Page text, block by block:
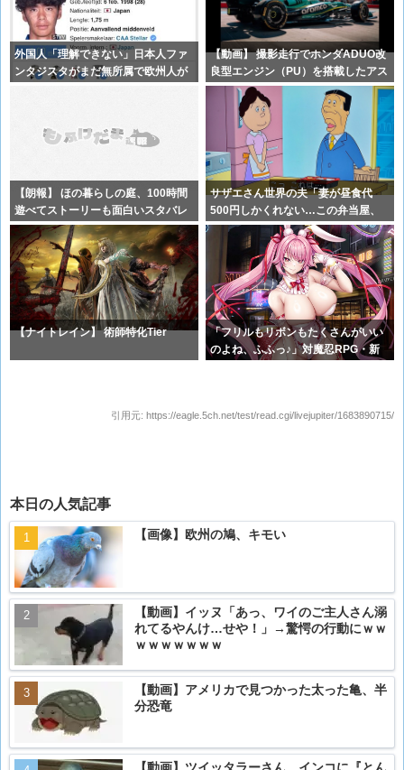
外国人「理解できない」日本人ファ
ンタジスタがまだ無所属で欧州人が
【動画】 撮影走行でホンダADUO改
良型エンジン（PU）を搭載したアス
ト
【朗報】 ほの暮らしの庭、100時間
遊べてストーリーも面白いスタバレ
の上
サザエさん世界の夫「妻が昼食代
500円しかくれない…この弁当屋、
500円
【ナイトレイン】 術師特化Tier
「フリルもリボンもたくさんがいい
のよね、ふふっ♪」対魔忍RPG・新
引用元: https://eagle.5ch.net/test/read.cgi/livejupiter/1683890715/
本日の人気記事
【画像】欧州の鳩、キモい
【動画】イッヌ「あっ、ワイのご主人さん溺
れてるやんけ…せや！」→驚愕の行動にｗｗ
ｗｗｗｗｗｗｗ
【動画】アメリカで見つかった太った亀、半
分恐竜